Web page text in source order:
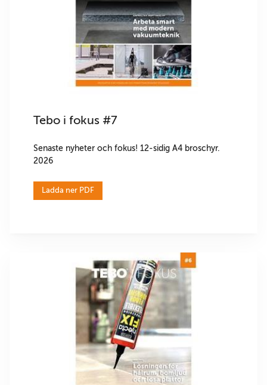
Tebo i fokus #7
Senaste nyheter och fokus! 12-sidig A4 broschyr.
2026
Ladda ner PDF